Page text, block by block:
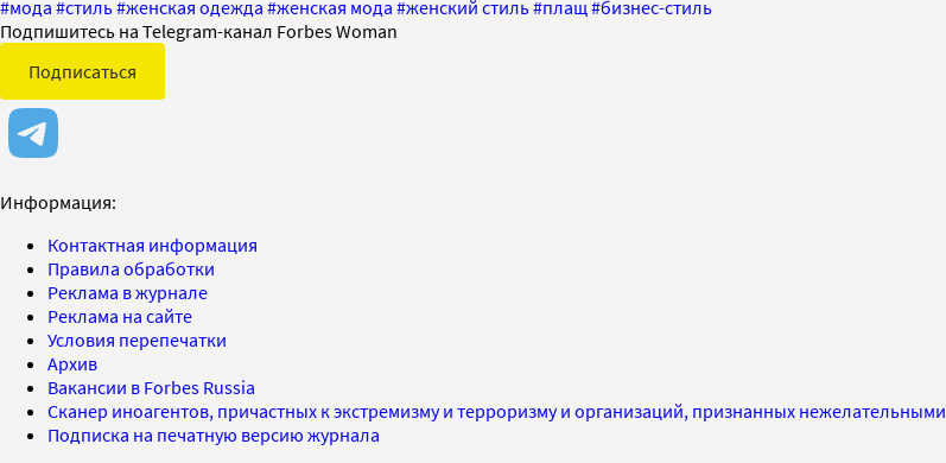
#мода #стиль#женская одежда #женская мода #женский стиль#плащ #бизнес-стиль
Подпишитесь на Telegram-канал Forbes Woman
Подписаться
Информация:
Контактная информация
Правила обработки
Реклама в журнале
Реклама на сайте
Условия перепечатки
Архив
Вакансии в Forbes Russia
Сканер иноагентов, причастных к экстремизму и терроризму и организаций, признанных нежелательными
Подписка на печатную версию журнала